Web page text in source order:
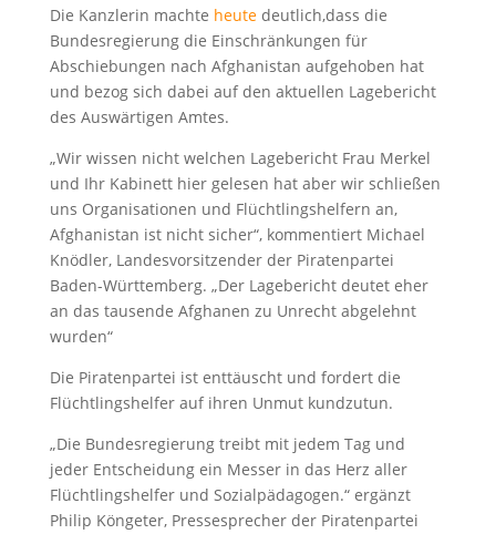
Die Kanzlerin machte heutedeutlich,dass die
Bundesregierung die Einschränkungen für
Abschiebungen nach Afghanistan aufgehoben hat
und bezog sich dabei auf den aktuellen Lagebericht
des Auswärtigen Amtes.
„Wir wissen nicht welchen Lagebericht Frau Merkel
und Ihr Kabinett hier gelesen hat aber wir schließen
uns Organisationen und Flüchtlingshelfern an,
Afghanistan ist nicht sicher“, kommentiert Michael
Knödler, Landesvorsitzender der Piratenpartei
Baden-Württemberg. „Der Lagebericht deutet eher
an das tausende Afghanen zu Unrecht abgelehnt
wurden“
Die Piratenpartei ist enttäuscht und fordert die
Flüchtlingshelfer auf ihren Unmut kundzutun.
„Die Bundesregierung treibt mit jedem Tag und
jeder Entscheidung ein Messer in das Herz aller
Flüchtlingshelfer und Sozialpädagogen.“ ergänzt
Philip Köngeter, Pressesprecher der Piratenpartei